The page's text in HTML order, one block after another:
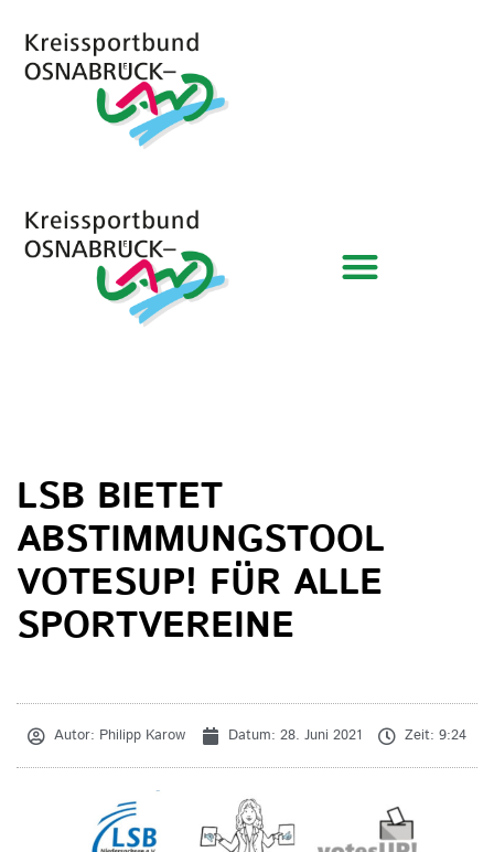
LSB BIETET
ABSTIMMUNGSTOOL
VOTESUP! FÜR ALLE
SPORTVEREINE
Autor: Philipp Karow Datum: 28. Juni 2021 Zeit: 9:24